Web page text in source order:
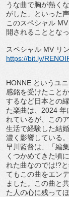
うな曲で胸が熱く
がした」といった
このスペシャル
開されることとなっ
スペシャル MV リ
https://bit.ly/
HONNE というユ
感銘を受けたこと
するなど日本との
た楽曲は、2024 年
れているが、
この
生活で経験した結
濃く影響している。
早川監督は、「編
くつかめてきた頃
れた曲なのでは!?
てもこの曲をエン
ました。この曲と
た人の心に残ってほ